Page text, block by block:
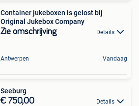
Container jukeboxen is gelost bij
Original Jukebox Company
Zie omschrijving Details
Antwerpen Vandaag
Seeburg
€ 750,00 Details